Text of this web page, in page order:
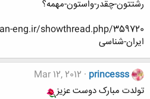
رشتتون-چقدر-واستون-مهمه؟
ایران-شناسی
princesss
Mar 12, 2012
تولدت مبارک دوست عزیز